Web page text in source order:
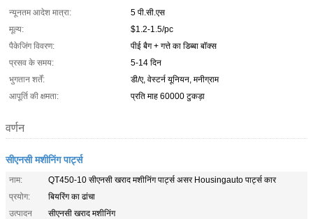
न्यूनतम आदेश मात्रा:
5 पी.सी.एस
मूल्य:
$1.2-1.5/pc
पैकेजिंग विवरण:
पीई बैग + गत्ते का डिब्बा बॉक्स
प्रसव के समय:
5-14 दिन
भुगतान शर्तें:
डी/ए, वेस्टर्न यूनियन, मनीग्राम
आपूर्ति की क्षमता:
प्रति माह 60000 टुकड़ा
वर्णन
सीएनसी मशीनिंग पार्ट्स
नाम:
QT450-10 सीएनसी खराद मशीनिंग पार्ट्स असर Housingauto पार्ट्स कार
प्रयोग:
बियरिंग का ढांचा
उत्पादन
सीएनसी खराद मशीनिंग